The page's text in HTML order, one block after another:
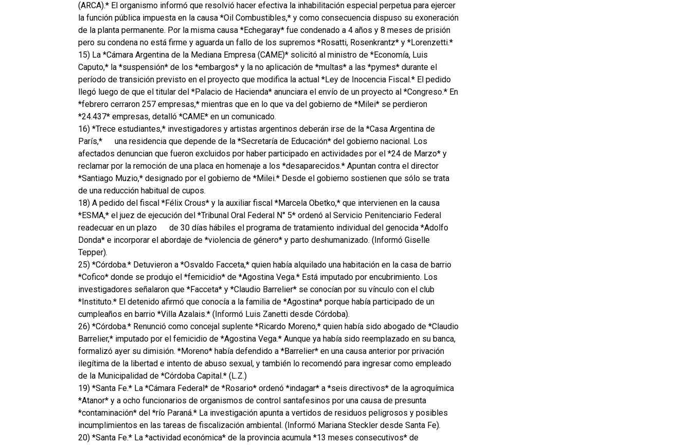
(ARCA).* El organismo informó que resolvió hacer efectiva la inhabilitación especial perpetua para ejercer
la función pública impuesta en la causa *Oil Combustibles,* y como consecuencia dispuso su exoneración
de la planta permanente. Por la misma causa *Echegaray* fue condenado a 4 años y 8 meses de prisión
pero su condena no está firme y aguarda un fallo de los supremos *Rosatti, Rosenkrantz* y *Lorenzetti.*
15) La *Cámara Argentina de la Mediana Empresa (CAME)* solicitó al ministro de *Economía, Luis
Caputo,* la *suspensión* de los *embargos* y la no aplicación de *multas* a las *pymes* durante el
período de transición previsto en el proyecto que modifica la actual *Ley de Inocencia Fiscal.* El pedido
llegó luego de que el titular del *Palacio de Hacienda* anunciara el envío de un proyecto al *Congreso.* En
*febrero cerraron 257 empresas,* mientras que en lo que va del gobierno de *Milei* se perdieron
*24.437* empresas, detalló *CAME* en un comunicado.
16) *Trece estudiantes,* investigadores y artistas argentinos deberán irse de la *Casa Argentina de
París,*
una residencia que depende de la *Secretaría de Educación* del gobierno nacional. Los
afectados denuncian que fueron excluidos por haber participado en actividades por el *24 de Marzo* y
reclamar por la remoción de una placa en homenaje a los *desaparecidos.* Apuntan contra el director
*Santiago Muzio,* designado por el gobierno de *Milei.* Desde el gobierno sostienen que sólo se trata
de una reducción habitual de cupos.
18) A pedido del fiscal *Félix Crous* y la auxiliar fiscal *Marcela Obetko,* que intervienen en la causa
*ESMA,* el juez de ejecución del *Tribunal Oral Federal N° 5* ordenó al Servicio Penitenciario Federal
readecuar en un plazo
de 30 días hábiles el programa de tratamiento individual del genocida *Adolfo
Donda* e incorporar el abordaje de *violencia de género* y parto deshumanizado. (Informó Giselle
Tepper).
25) *Córdoba.* Detuvieron a *Osvaldo Facceta,* quien había alquilado una habitación en la casa de barrio
*Cofico* donde se produjo el *femicidio* de *Agostina Vega.* Está imputado por encubrimiento. Los
investigadores señalaron que *Facceta* y *Claudio Barrelier* se conocían por su vínculo con el club
*Instituto.* El detenido afirmó que conocía a la familia de *Agostina* porque había participado de un
cumpleaños en barrio *Villa Azalais.* (Informó Luis Zanetti desde Córdoba).
26) *Córdoba.* Renunció como concejal suplente *Ricardo Moreno,* quien había sido abogado de *Claudio
Barrelier,* imputado por el femicidio de *Agostina Vega.* Aunque ya había sido reemplazado en su banca,
formalizó ayer su dimisión. *Moreno* había defendido a *Barrelier* en una causa anterior por privación
ilegítima de la libertad e intento de abuso sexual, y también lo recomendó para ingresar como empleado
de la Municipalidad de *Córdoba Capital.* (L.Z.)
19) *Santa Fe.* La *Cámara Federal* de *Rosario* ordenó *indagar* a *seis directivos* de la agroquímica
*Atanor* y a ocho funcionarios de organismos de control santafesinos por una causa de presunta
*contaminación* del *río Paraná.* La investigación apunta a vertidos de residuos peligrosos y posibles
incumplimientos en las tareas de fiscalización ambiental. (Informó Mariana Steckler desde Santa Fe).
20) *Santa Fe.* La *actividad económica* de la provincia acumula *13 meses consecutivos* de